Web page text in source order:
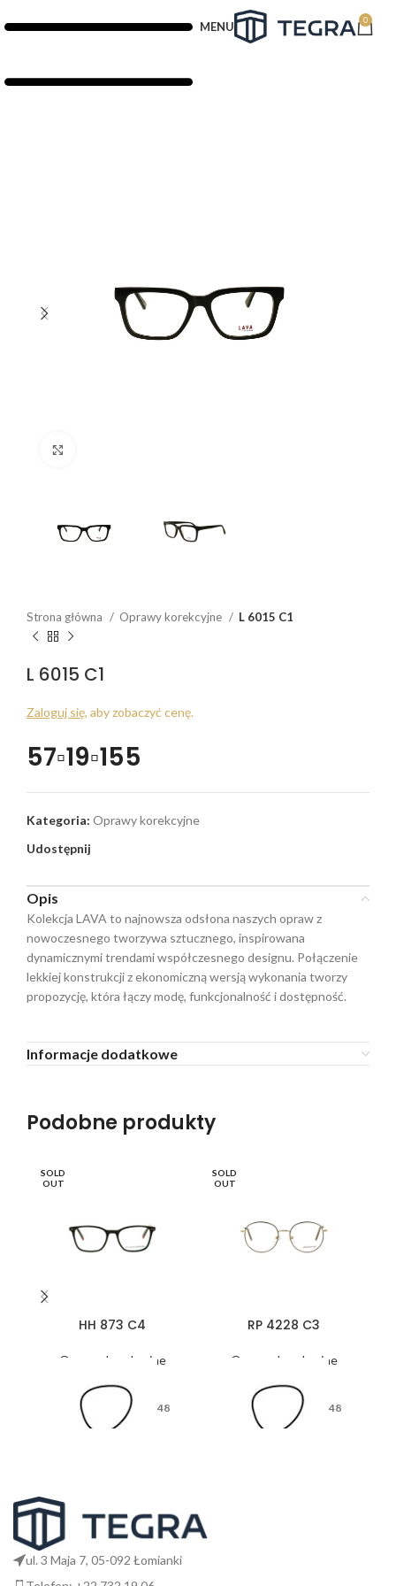
MENU 0
Strona główna Oprawy korekcyjne L 6015 C1
L 6015 C1
Zaloguj się, aby zobaczyć cenę.
57▫19▫155
Kategoria: Oprawy korekcyjne
Udostępnij
Opis
Kolekcja LAVA to najnowsza odsłona naszych opraw z
nowoczesnego tworzywa sztucznego, inspirowana
dynamicznymi trendami współczesnego designu. Połączenie
lekkiej konstrukcji z ekonomiczną wersją wykonania tworzy
propozycję, która łączy modę, funkcjonalność i dostępność.
Informacje dodatkowe
Podobne produkty
SOLD
OUT
HH 873 C4
Oprawy korekcyjne
48
17
SOLD
OUT
RP 4228 C3
Oprawy korekcyjne
48
ul. 3 Maja 7, 05-092 Łomianki